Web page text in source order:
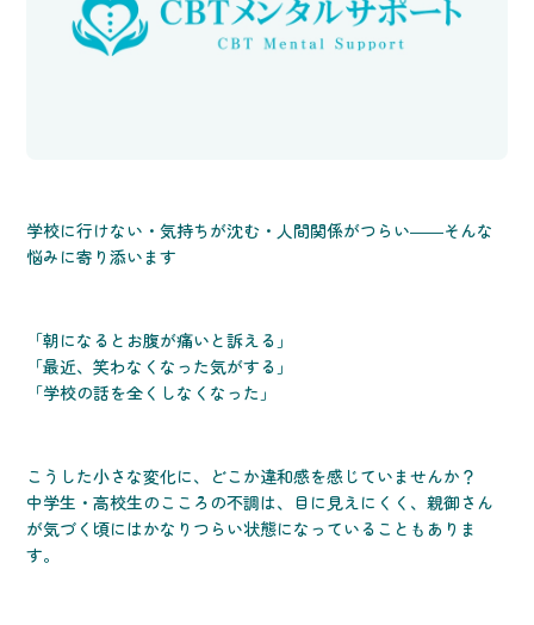
学校に行けない・気持ちが沈む・人間関係がつらい――そんな
悩みに寄り添います
「朝になるとお腹が痛いと訴える」
「最近、笑わなくなった気がする」
「学校の話を全くしなくなった」
こうした小さな変化に、どこか違和感を感じていませんか？
中学生・高校生のこころの不調は、目に見えにくく、親御さん
が気づく頃にはかなりつらい状態になっていることもありま
す。